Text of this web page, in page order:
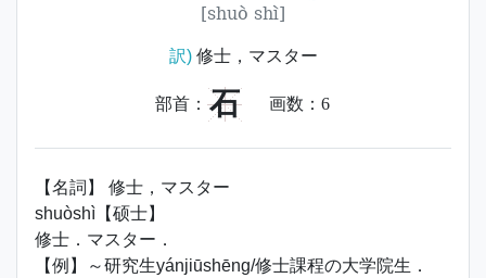
[shuò shì]
訳)修士，マスター
部首： 石 画数： 6
【名詞】 修士，マスター
shuòshì【硕士】
修士．マスター．
【例】～研究生yánjiūshēng/修士課程の大学院生．